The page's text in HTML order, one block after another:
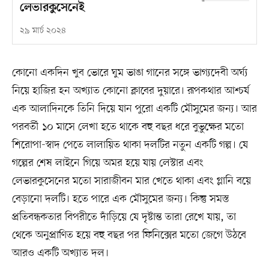
লেভারকুসেনেই
২৯ মার্চ ২০২৪
কোনো একদিন খুব ভোরে ঘুম ভাঙা গানের সঙ্গে ভাগ্যদেবী অর্ঘ্য
নিয়ে হাজির হন অখ্যাত কোনো ক্লাবের দুয়ারে। রূপকথার আশ্চর্য
এক আলাদিনকে তিনি দিয়ে যান পুরো একটি মৌসুমের জন্য। আর
পরবর্তী ১০ মাসে লেখা হতে থাকে বহু বছর ধরে বুভুক্ষের মতো
শিরোপা-স্বাদ পেতে লালায়িত থাকা দলটির নতুন একটি গল্প। যে
গল্পের শেষ লাইনে গিয়ে অমর হয়ে যায় লেস্টার এবং
লেভারকুসেনের মতো সারাজীবন মার খেতে থাকা এবং গ্লানি বয়ে
বেড়ানো দলটি। হতে পারে এক মৌসুমের জন্য। কিন্তু সমস্ত
প্রতিবন্ধকতার বিপরীতে দাঁড়িয়ে যে দৃষ্টান্ত তারা রেখে যায়, তা
থেকে অনুপ্রাণিত হয়ে বহু বছর পর ফিনিক্সের মতো জেগে উঠবে
আরও একটি অখ্যাত দল।